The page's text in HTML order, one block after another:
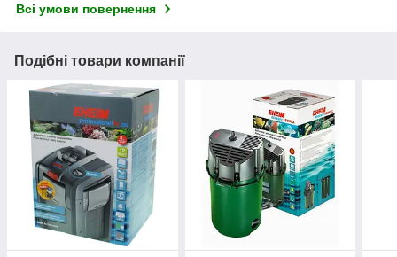
Всі умови повернення
Подібні товари компанії